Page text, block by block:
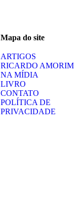
Mapa do site
ARTIGOS
RICARDO AMORIM
NA MÍDIA
LIVRO
CONTATO
POLÍTICA DE
PRIVACIDADE